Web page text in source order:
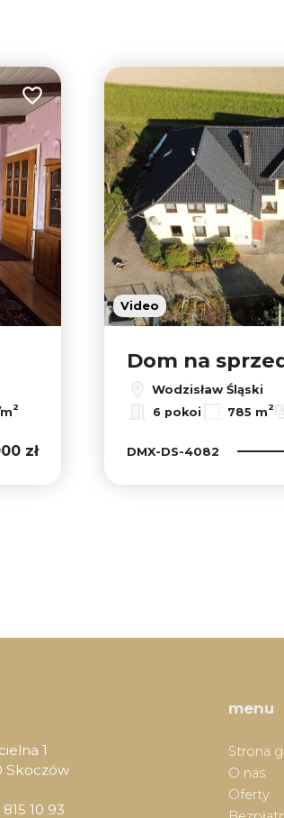
Dodaj do ulubionych
2
zł
Video
Dom na
Wodzisław Śląski
6 pokoi 785 m2
DMX-DS-4082
1
Skoczów
10 93
menu
Strona
O nas
Oferty